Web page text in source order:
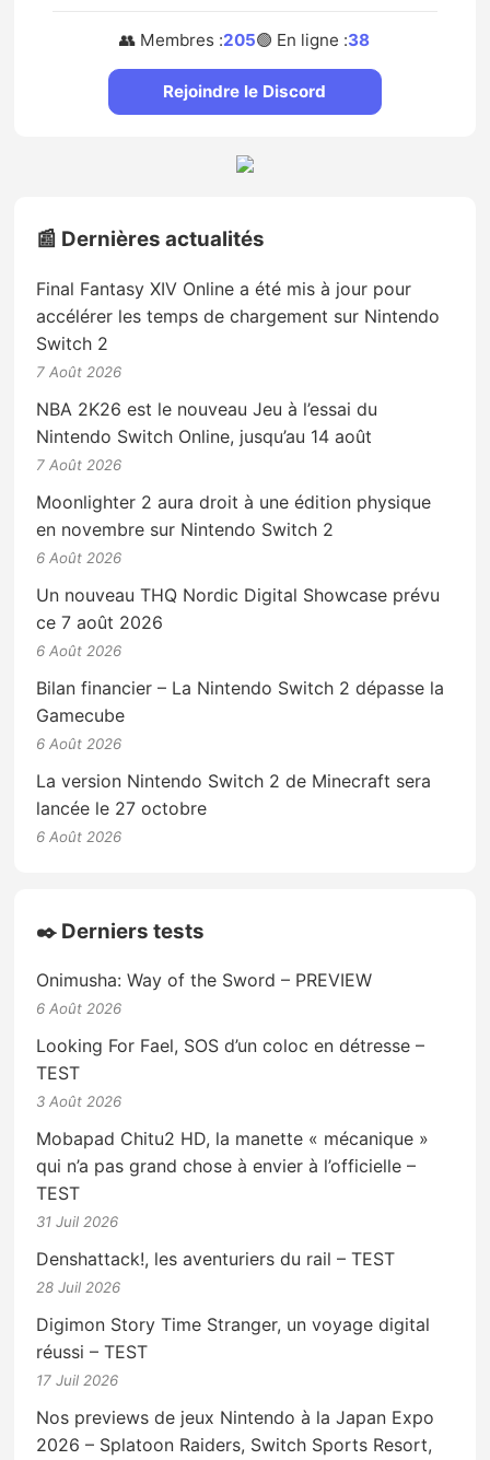
👥 Membres :205🟢 En ligne :38
Rejoindre le Discord
📰 Dernières actualités
Final Fantasy XIV Online a été mis à jour pour
accélérer les temps de chargement sur Nintendo
Switch 2
7 Août 2026
NBA 2K26 est le nouveau Jeu à l’essai du
Nintendo Switch Online, jusqu’au 14 août
7 Août 2026
Moonlighter 2 aura droit à une édition physique
en novembre sur Nintendo Switch 2
6 Août 2026
Un nouveau THQ Nordic Digital Showcase prévu
ce 7 août 2026
6 Août 2026
Bilan financier – La Nintendo Switch 2 dépasse la
Gamecube
6 Août 2026
La version Nintendo Switch 2 de Minecraft sera
lancée le 27 octobre
6 Août 2026
✒️ Derniers tests
Onimusha: Way of the Sword – PREVIEW
6 Août 2026
Looking For Fael, SOS d’un coloc en détresse –
TEST
3 Août 2026
Mobapad Chitu2 HD, la manette « mécanique »
qui n’a pas grand chose à envier à l’officielle –
TEST
31 Juil 2026
Denshattack!, les aventuriers du rail – TEST
28 Juil 2026
Digimon Story Time Stranger, un voyage digital
réussi – TEST
17 Juil 2026
Nos previews de jeux Nintendo à la Japan Expo
2026 – Splatoon Raiders, Switch Sports Resort,